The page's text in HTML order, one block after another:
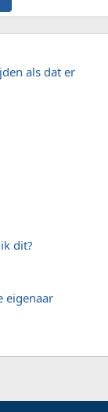
als dat er
dit?
eigenaar